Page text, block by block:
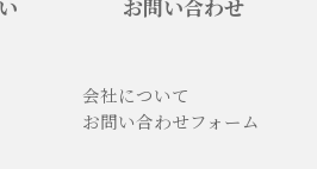
お問い合わせ
会社について
お問い合わせフォーム